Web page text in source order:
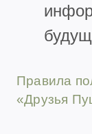
Правила
«Друзья